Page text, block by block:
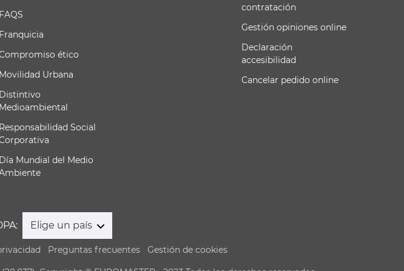
FAQS
Franquicia
ético
Movilidad Urbana
Distintivo
Medioambiental
Responsabilidad Social
Día Mundial del Medio
contratación
Gestión opiniones online
Declaración
accesibilidad
Cancelar pedido online
Elige un país
Preguntas frecuentes Gestión de cookies